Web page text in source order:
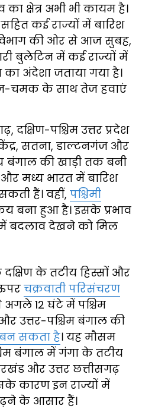
क्षेत्र अभी भी कायम है।
कई राज्यों में बारिश
विभाग की ओर से आज सुबह,
बुलेटिन में कई राज्यों में
का अंदेशा जताया गया है।
चमक के साथ तेज हवाएं
दक्षिण-पश्चिम उत्तर प्रदेश
सतना, डाल्टनगंज और
बंगाल की खाड़ी तक बनी
मध्य भारत में बारिश
हैं। वहीं, पश्चिमी
बना हुआ है। इसके प्रभाव
बदलाव देखने को मिल
के तटीय हिस्सों और
चक्रवाती परिसंचरण
अगले 12 घंटे में पश्चिम
उत्तर-पश्चिम बंगाल की
सकता है। यह मौसम
बंगाल में गंगा के तटीय
और उत्तर छत्तीसगढ़
कारण इन राज्यों में
के आसार हैं।